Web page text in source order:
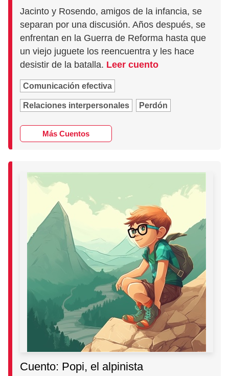
Jacinto y Rosendo, amigos de la infancia, se
separan por una discusión. Años después, se
enfrentan en la Guerra de Reforma hasta que
un viejo juguete los reencuentra y les hace
desistir de la batalla. Leer cuento
Comunicación efectiva
Relaciones interpersonales Perdón
Más Cuentos
Cuento: Popi, el alpinista